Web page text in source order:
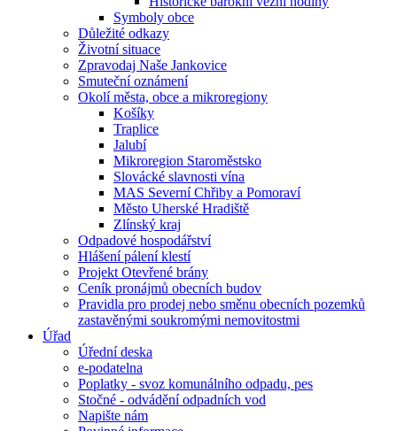
Symboly obce
Důležité odkazy
Životní situace
Zpravodaj Naše Jankovice
Smuteční oznámení
Okolí města, obce a mikroregiony
Košíky
Traplice
Jalubí
Mikroregion Staroměstsko
Slovácké slavnosti vína
MAS Severní Chřiby a Pomoraví
Město Uherské Hradiště
Zlínský kraj
Odpadové hospodářství
Hlášení pálení klestí
Projekt Otevřené brány
Ceník pronájmů obecních budov
Pravidla pro prodej nebo směnu obecních pozemků
zastavěnými soukromými nemovitostmi
Úřad
Úřední deska
e-podatelna
Poplatky - svoz komunálního odpadu, pes
Stočné - odvádění odpadních vod
Napište nám